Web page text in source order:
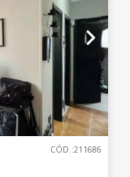
CÓD.:211686